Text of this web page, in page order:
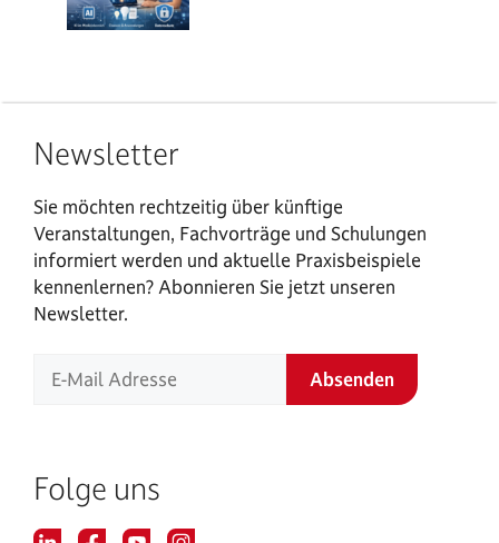
Newsletter
Sie möchten rechtzeitig über künftige
Veranstaltungen, Fachvorträge und Schulungen
informiert werden und aktuelle Praxisbeispiele
kennenlernen? Abonnieren Sie jetzt unseren
Newsletter.
Folge uns